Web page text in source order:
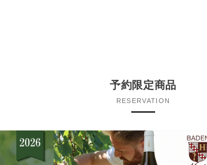
予約限定商品
RESERVATION